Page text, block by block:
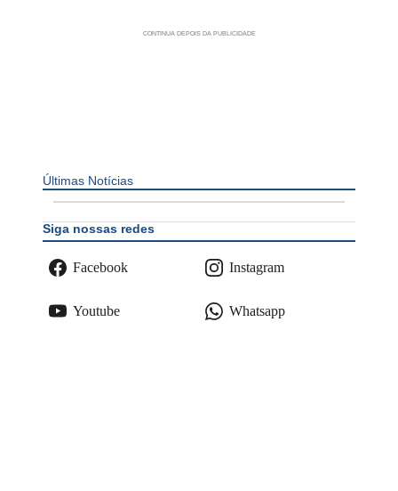
Últimas Notícias
Siga nossas redes
Facebook Instagram
Youtube Whatsapp